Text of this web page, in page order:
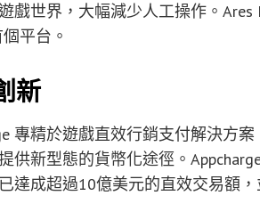
戲世界，大幅減少人工操作。Ares
平台。
新
專精於遊戲直效行銷支付解決方
供新型態的貨幣化途徑。
達成超過10億美元的直效交易額